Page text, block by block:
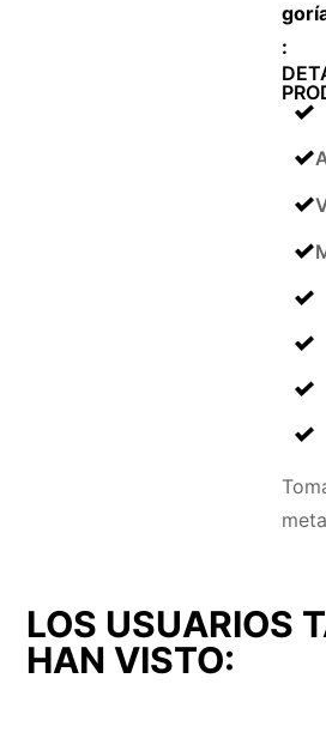
:
LOS USUARIOS
HAN VISTO: